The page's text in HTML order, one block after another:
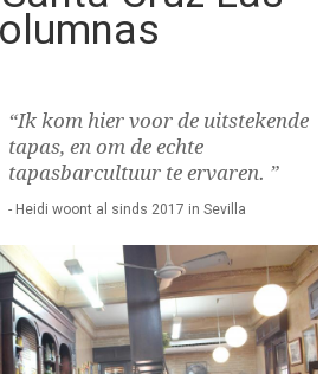
“Ik kom hier voor de uitstekende
tapas, en om de echte
tapasbarcultuur te ervaren. ”
- Heidi woont al sinds 2017 in Sevilla